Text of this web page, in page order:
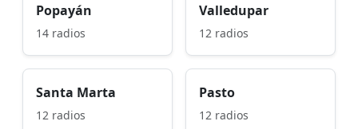
Popayán
14 radios
Valledupar
12 radios
Santa Marta
12 radios
Pasto
12 radios